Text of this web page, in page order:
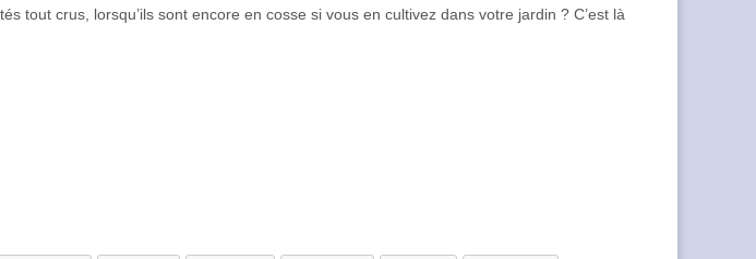
tout crus, lorsqu’ils sont encore en cosse si vous en cultivez dans votre jardin ? C’est là